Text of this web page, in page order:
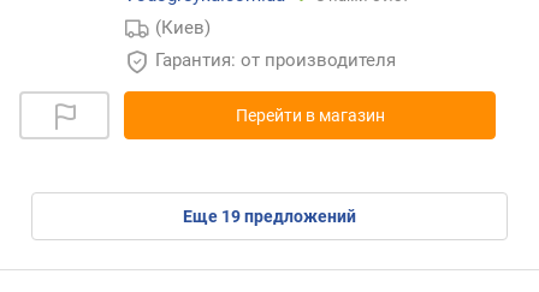
(Киев)
Гарантия: от производителя
Перейти в магазин
eще 19предложений